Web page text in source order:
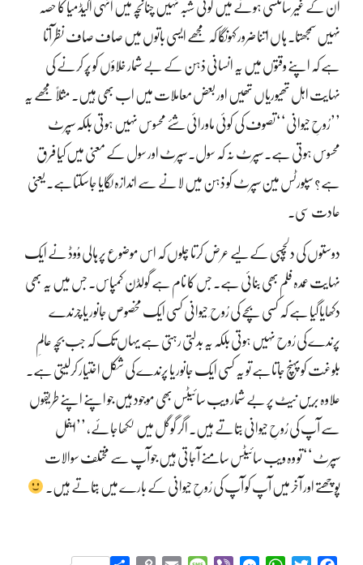
ان کے غیر سائنسی ہونے میں کوئی شبہ نہیں چنانچہ میں انہی اکیڈمیا کا حصہ
نہیں سمجھتا۔ ہاں اتنا ضرور کہونگا کہ مجھے ایسی باتوں میں صاف صاف نظر آتا
ہے کہ اپنے وقتوں میں یہ انسانی ذہن کے بے شمار خلاؤں کو پُر کرنے کی
نہایت اہل تھیوریاں تھیں اور بعض معاملات میں اب بھی ہیں۔ مثلاً مجھے یہ
’’رُوحِ حیوانی‘‘ تصوف کی کوئی ماورائی شئے محسوس نہیں ہوتی بلکہ سپرٹ
محسوس ہوتی ہے۔ سپرٹ نہ کہ سول۔ سپرٹ اور سول کے معنی میں کیا فرق
ہے؟ سپورٹس مین سپرٹ کو ذہن میں لانے سے اندازہ لگایا جاسکتاہے۔ یعنی
عادت سی۔
دوستوں کی دلچسپی کے لیے عرض کرتا چلوں کہ اس موضوع پر ہالی وُوڈ نے ایک
نہایت عمدہ فلم بھی بنائی ہے۔ جس کا نام ہے گولڈن کمپاس۔ جس میں یہ بھی
دکھایا گیا ہے کہ کسی بچے کی رُوح ِ حیوانی کسی ایک مخصوص جانور یا چرندے
پرندے کی رُوح نہیں ہوتی بلکہ یہ بدلتی رہتی ہے یہاں تک کہ جب بچہ عالمِ
بلوغت کو پہنچ جاتاہے تو یہ کسی ایک جانور یا پرندے کی شکل اختیار کرلیتی ہے۔
علاوہ بریں نیٹ پر بے شمار ویب سائیٹس بھی موجود ہیں جو اپنے اپنے طریقوں
سے آپ کی رُوحِ حیوانی بتاتے ہیں۔ اگر گوگل میں لکھاجائے، ’’اینمل
سپرٹ‘‘ تو وہ ویب سائیٹس سامنے آجاتی ہیں جو آپ سے مختلف سوالات
پوچھتے اور آخر میں آپ کو آپ کی رُوحِ حیوانی کے بارے میں بتاتے ہیں۔